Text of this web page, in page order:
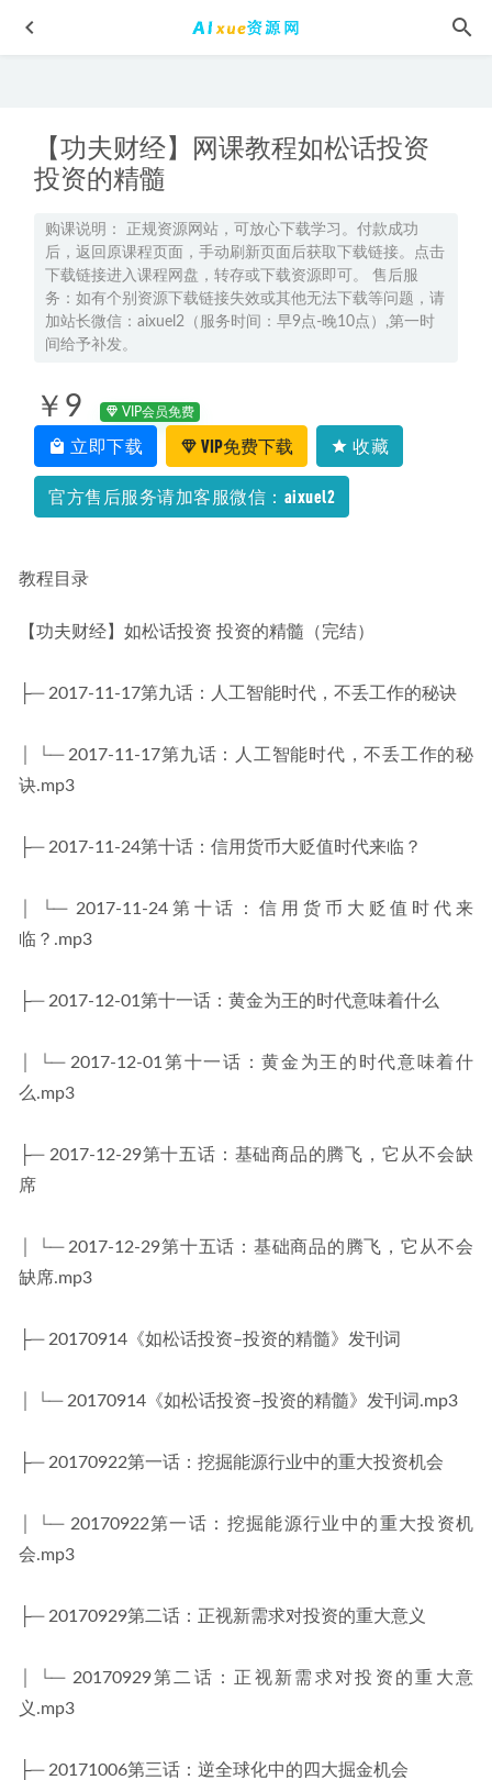
【功夫财经】网课教程如松话投资
投资的精髓
购课说明： 正规资源网站，可放心下载学习。付款成功
后，返回原课程页面，手动刷新页面后获取下载链接。点击
下载链接进入课程网盘，转存或下载资源即可。 售后服
务：如有个别资源下载链接失效或其他无法下载等问题，请
加站长微信：aixuel2（服务时间：早9点-晚10点）,第一时
间给予补发。
￥9 VIP会员免费
立即下载 VIP免费下载 收藏
官方售后服务请加客服微信：aixuel2
教程目录
【功夫财经】如松话投资 投资的精髓（完结）
├─ 2017-11-17第九话：人工智能时代，不丢工作的秘诀
│ └─ 2017-11-17第九话：人工智能时代，不丢工作的秘
诀.mp3
├─ 2017-11-24第十话：信用货币大贬值时代来临？
│ └─ 2017-11-24第十话：信用货币大贬值时代来
临？.mp3
├─ 2017-12-01第十一话：黄金为王的时代意味着什么
│ └─ 2017-12-01第十一话：黄金为王的时代意味着什
么.mp3
├─ 2017-12-29第十五话：基础商品的腾飞，它从不会缺
席
│ └─ 2017-12-29第十五话：基础商品的腾飞，它从不会
缺席.mp3
├─ 20170914《如松话投资–投资的精髓》发刊词
│ └─ 20170914《如松话投资–投资的精髓》发刊词.mp3
├─ 20170922第一话：挖掘能源行业中的重大投资机会
│ └─ 20170922第一话：挖掘能源行业中的重大投资机
会.mp3
├─ 20170929第二话：正视新需求对投资的重大意义
│ └─ 20170929第二话：正视新需求对投资的重大意
义.mp3
├─ 20171006第三话：逆全球化中的四大掘金机会
23年高中数学网课教程2023赵礼显高一数学视频教程+讲义
（暑假班+秋季班） 2023-02-12
2022关也高三历史教程+讲义寒春班 2023-08-07
室内设计师教学初级手绘设计教程,网盘资源打包下载
2025郑梦瑶高二物理a暑假班视频教程+课堂笔记
腾讯课堂2023王梦抒高三数学视频教程全年班 2022-10-07